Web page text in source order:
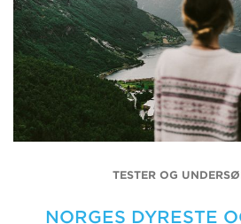
TESTER OG
NORGES DYRESTE